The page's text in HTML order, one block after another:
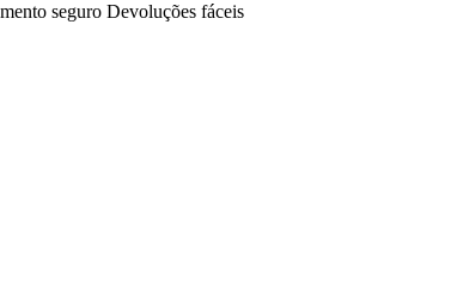
seguro Devoluções fáceis